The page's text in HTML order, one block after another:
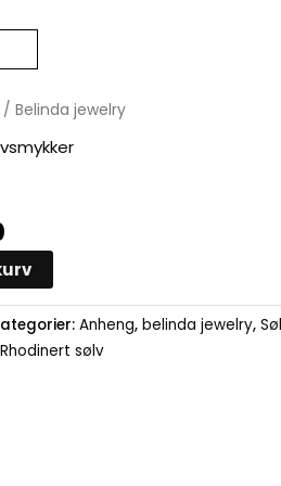
/ Belinda jewelry
Nåværende
pris
er:
Anheng, belinda jewelry,
Rhodinert sølv